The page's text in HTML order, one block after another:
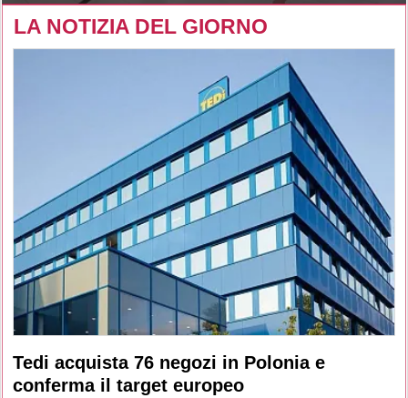
LA NOTIZIA DEL GIORNO
Tedi acquista 76 negozi in Polonia e
conferma il target europeo